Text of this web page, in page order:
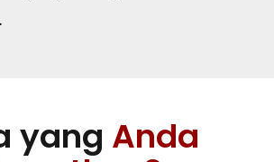
yang Anda